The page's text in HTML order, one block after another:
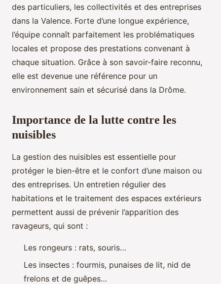
des particuliers, les collectivités et des entreprises
dans la Valence. Forte d’une longue expérience,
l’équipe connaît parfaitement les problématiques
locales et propose des prestations convenant à
chaque situation. Grâce à son savoir-faire reconnu,
elle est devenue une référence pour un
environnement sain et sécurisé dans la Drôme.
Importance de la lutte contre les
nuisibles
La gestion des nuisibles est essentielle pour
protéger le bien-être et le confort d’une maison ou
des entreprises. Un entretien régulier des
habitations et le traitement des espaces extérieurs
permettent aussi de prévenir l’apparition des
ravageurs, qui sont :
Les rongeurs : rats, souris…
Les insectes : fourmis, punaises de lit, nid de
frelons et de guêpes…